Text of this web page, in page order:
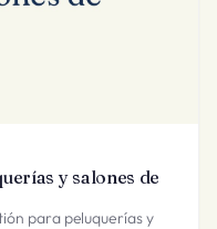
y salones de
para peluquerías y